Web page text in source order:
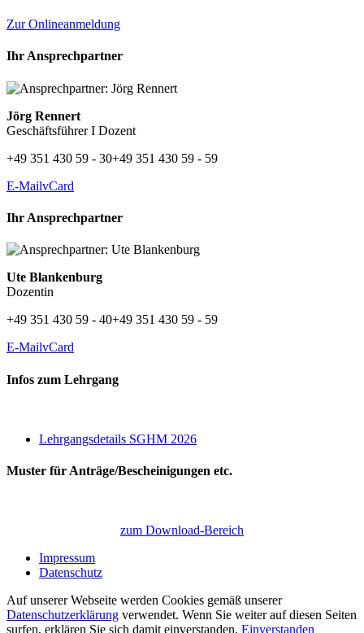
Zur Onlineanmeldung
Ihr Ansprechpartner
Jörg Rennert
Geschäftsführer I Dozent
+49 351 430 59 - 30+49 351 430 59 - 59
E-MailvCard
Ihr Ansprechpartner
Ute Blankenburg
Dozentin
+49 351 430 59 - 40+49 351 430 59 - 59
E-MailvCard
Infos zum Lehrgang
Lehrgangsdetails SGHM 2026
Muster für Anträge/Bescheinigungen etc.
zum Download-Bereich
Impressum
Datenschutz
Auf unserer Webseite werden Cookies gemäß unserer
Datenschutzerklärung verwendet. Wenn Sie weiter auf diesen Seiten
surfen, erklären Sie sich damit einverstanden. Einverstanden